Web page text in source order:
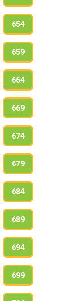
654
659
664
669
674
679
684
689
694
699